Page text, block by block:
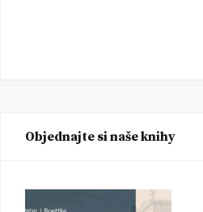
Objednajte si naše knihy